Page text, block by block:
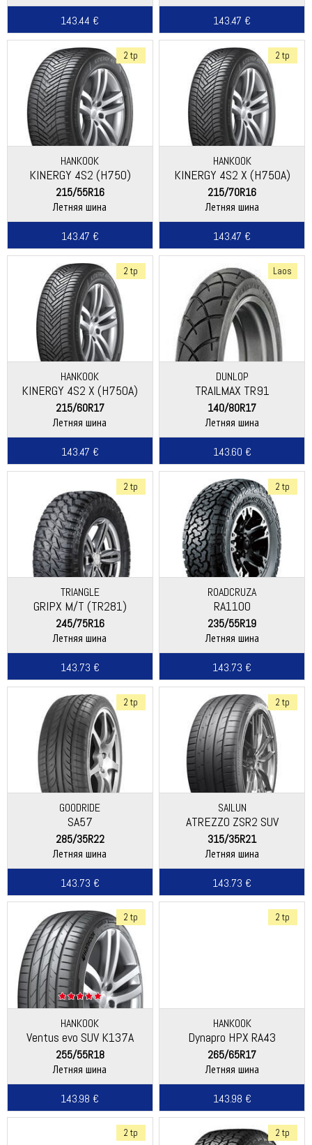
143.44 €
143.47 €
2 tp
HANKOOK
KINERGY 4S2 (H750)
215/55R16
Летняя шина
143.47 €
2 tp
HANKOOK
KINERGY 4S2 X (H750A)
215/70R16
Летняя шина
143.47 €
2 tp
HANKOOK
KINERGY 4S2 X (H750A)
215/60R17
Летняя шина
143.47 €
Laos
DUNLOP
TRAILMAX TR91
140/80R17
Летняя шина
143.60 €
2 tp
TRIANGLE
GRIPX M/T (TR281)
245/75R16
Летняя шина
143.73 €
2 tp
ROADCRUZA
RA1100
235/55R19
Летняя шина
143.73 €
2 tp
GOODRIDE
SA57
285/35R22
Летняя шина
143.73 €
2 tp
SAILUN
ATREZZO ZSR2 SUV
315/35R21
Летняя шина
143.73 €
2 tp
HANKOOK
Ventus evo SUV K137A
255/55R18
Летняя шина
143.98 €
2 tp
HANKOOK
Dynapro HPX RA43
265/65R17
Летняя шина
143.98 €
2 tp 2 tp